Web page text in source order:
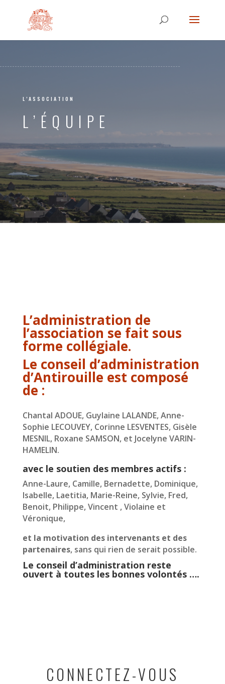
L’ASSOCIATION
L’ÉQUIPE
L’administration de
l’association se fait sous
forme collégiale.
Le conseil d’administration
d’Antirouille est composé
de :
Chantal ADOUE, Guylaine LALANDE, Anne-
Sophie LECOUVEY, Corinne LESVENTES, Gisèle
MESNIL, Roxane SAMSON, et Jocelyne VARIN-
HAMELIN.
avec le soutien des membres actifs :
Anne-Laure, Camille, Bernadette, Dominique,
Isabelle, Laetitia, Marie-Reine, Sylvie, Fred,
Benoit, Philippe, Vincent , Violaine et
Véronique,
et la motivation des intervenants et des
partenaires, sans qui rien de serait possible.
Le conseil d’administration reste
ouvert à toutes les bonnes volontés ….
CONNECTEZ-VOUS